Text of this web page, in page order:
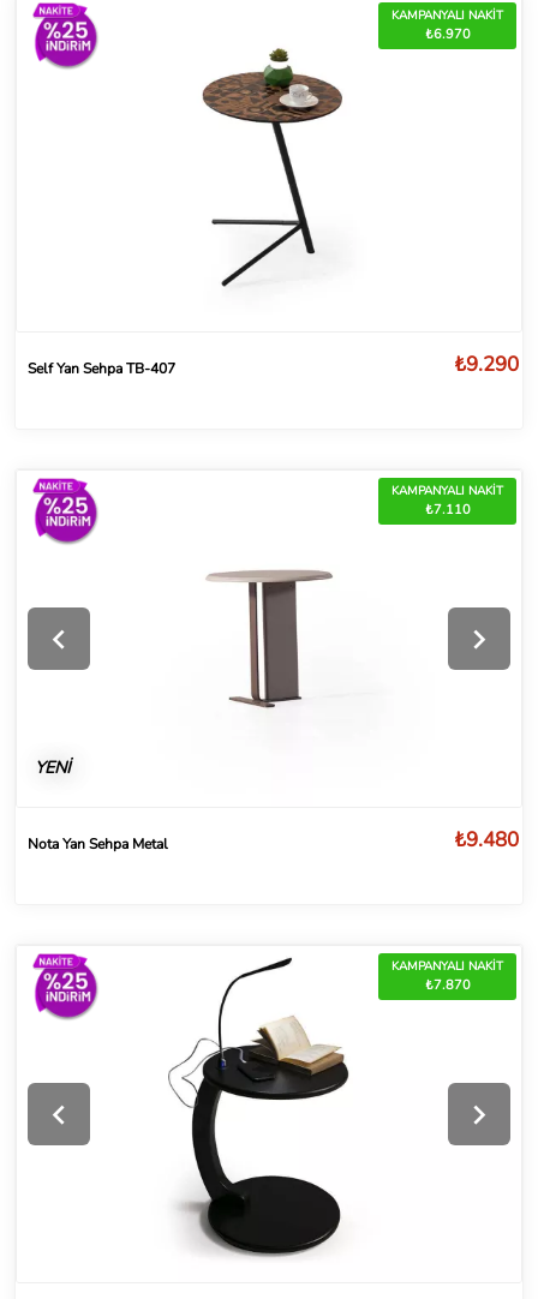
KAMPANYALI NAKİT
₺6.970
Self Yan Sehpa TB-407 ₺9.290
KAMPANYALI NAKİT
₺7.110
YENİ
Nota Yan Sehpa Metal ₺9.480
KAMPANYALI NAKİT
₺7.870